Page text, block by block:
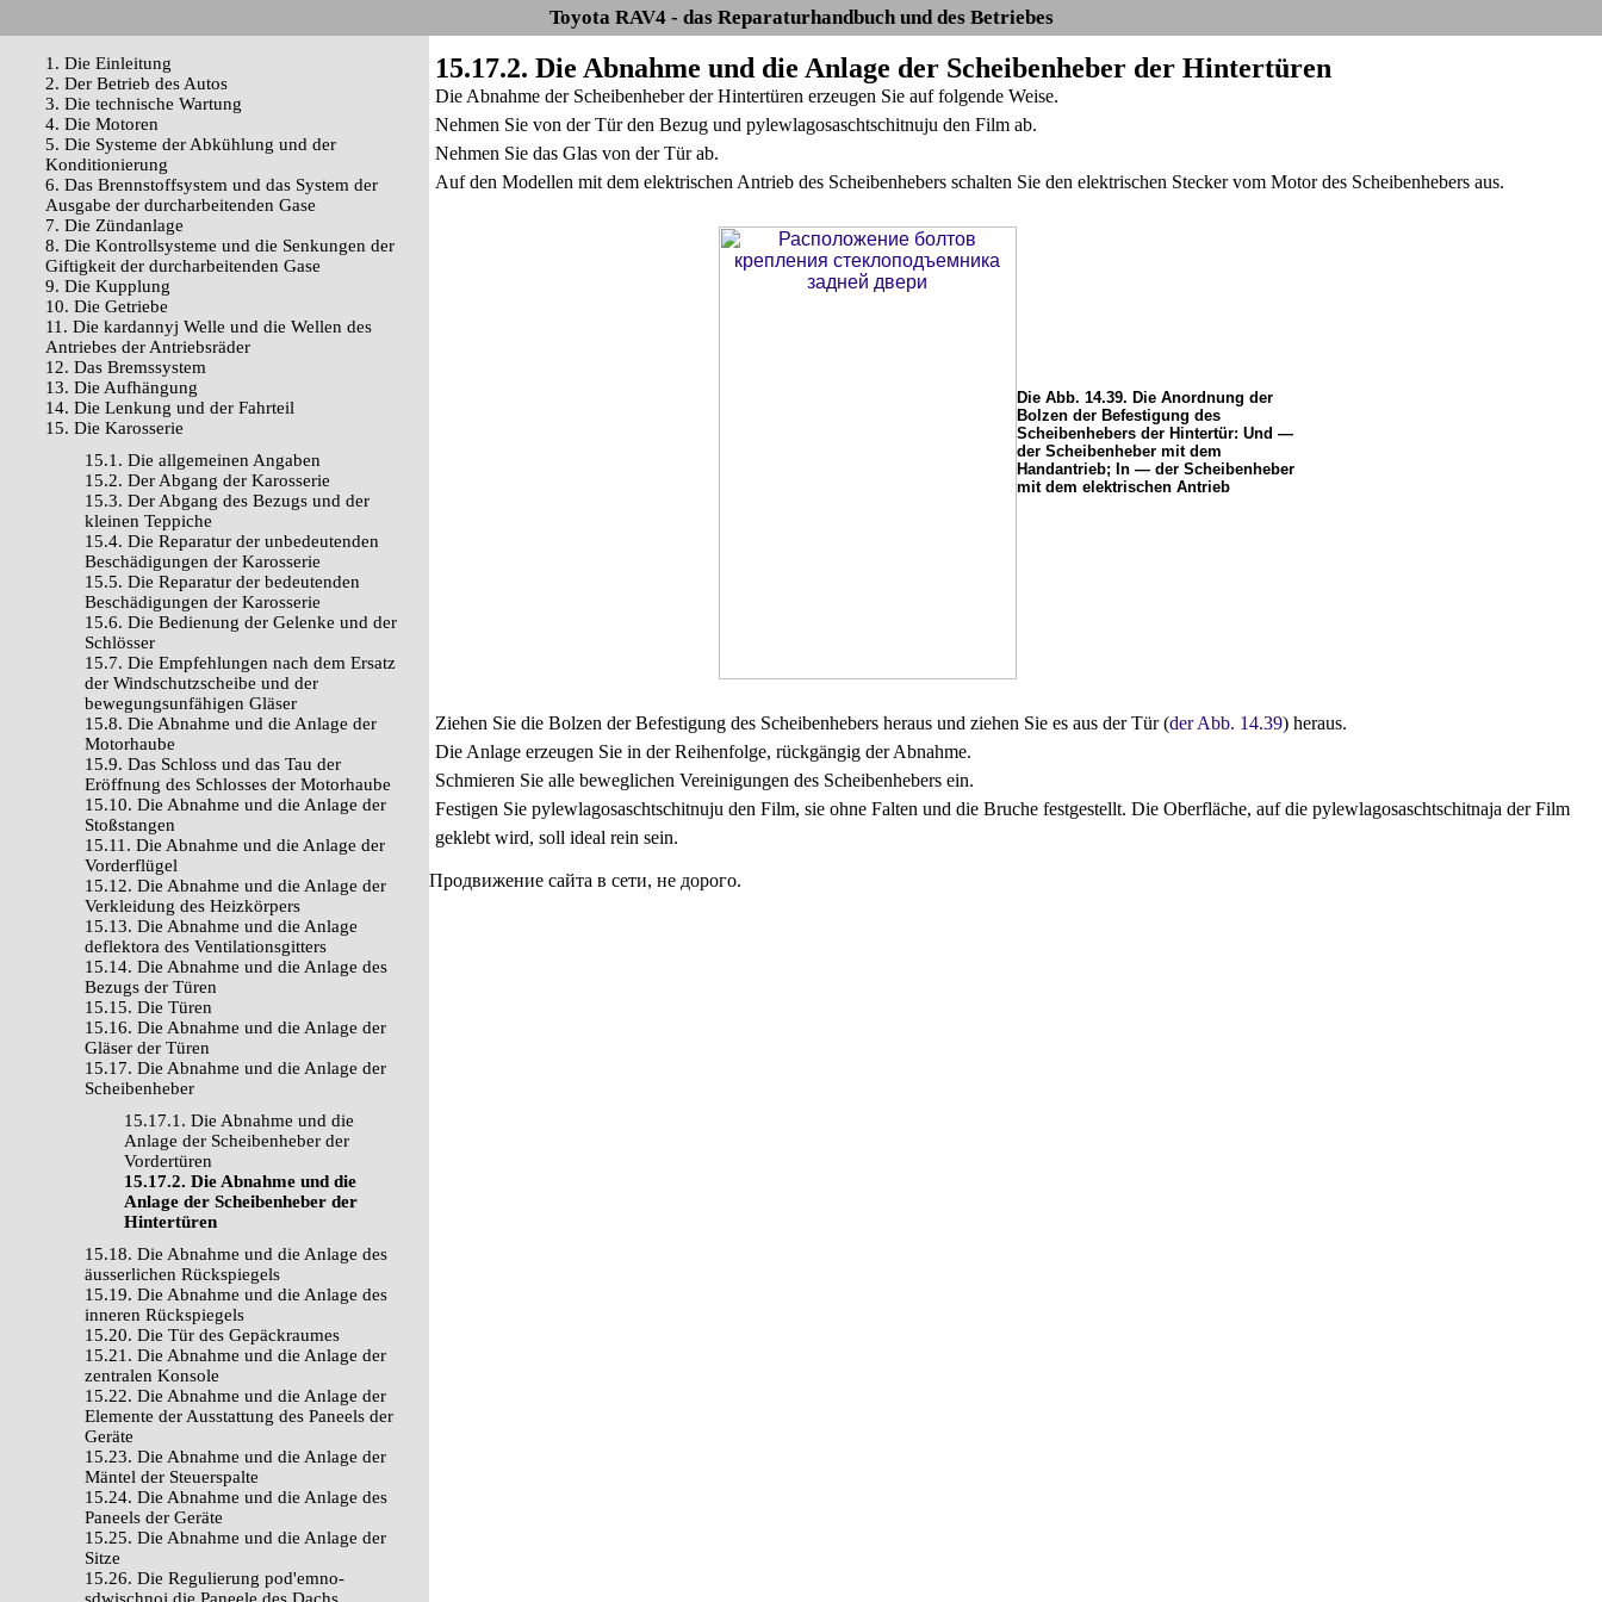
Toyota RAV4 - das Reparaturhandbuch und des Betriebes
1. Die Einleitung
2. Der Betrieb des Autos
3. Die technische Wartung
4. Die Motoren
5. Die Systeme der Abkühlung und der
Konditionierung
6. Das Brennstoffsystem und das System der
Ausgabe der durcharbeitenden Gase
7. Die Zündanlage
8. Die Kontrollsysteme und die Senkungen der
Giftigkeit der durcharbeitenden Gase
9. Die Kupplung
10. Die Getriebe
11. Die kardannyj Welle und die Wellen des
Antriebes der Antriebsräder
12. Das Bremssystem
13. Die Aufhängung
14. Die Lenkung und der Fahrteil
15. Die Karosserie
15.1. Die allgemeinen Angaben
15.2. Der Abgang der Karosserie
15.3. Der Abgang des Bezugs und der
kleinen Teppiche
15.4. Die Reparatur der unbedeutenden
Beschädigungen der Karosserie
15.5. Die Reparatur der bedeutenden
Beschädigungen der Karosserie
15.6. Die Bedienung der Gelenke und der
Schlösser
15.7. Die Empfehlungen nach dem Ersatz
der Windschutzscheibe und der
bewegungsunfähigen Gläser
15.8. Die Abnahme und die Anlage der
Motorhaube
15.9. Das Schloss und das Tau der
Eröffnung des Schlosses der Motorhaube
15.10. Die Abnahme und die Anlage der
Stoßstangen
15.11. Die Abnahme und die Anlage der
Vorderflügel
15.12. Die Abnahme und die Anlage der
Verkleidung des Heizkörpers
15.13. Die Abnahme und die Anlage
deflektora des Ventilationsgitters
15.14. Die Abnahme und die Anlage des
Bezugs der Türen
15.15. Die Türen
15.16. Die Abnahme und die Anlage der
Gläser der Türen
15.17. Die Abnahme und die Anlage der
Scheibenheber
15.17.1. Die Abnahme und die
Anlage der Scheibenheber der
Vordertüren
15.17.2. Die Abnahme und die
Anlage der Scheibenheber der
Hintertüren
15.18. Die Abnahme und die Anlage des
äusserlichen Rückspiegels
15.19. Die Abnahme und die Anlage des
inneren Rückspiegels
15.20. Die Tür des Gepäckraumes
15.21. Die Abnahme und die Anlage der
zentralen Konsole
15.22. Die Abnahme und die Anlage der
Elemente der Ausstattung des Paneels der
Geräte
15.23. Die Abnahme und die Anlage der
Mäntel der Steuerspalte
15.24. Die Abnahme und die Anlage des
Paneels der Geräte
15.25. Die Abnahme und die Anlage der
Sitze
15.26. Die Regulierung pod'emno-
15.17.2. Die Abnahme und die Anlage der Scheibenheber der Hintertüren
Die Abnahme der Scheibenheber der Hintertüren erzeugen Sie auf folgende Weise.
Nehmen Sie von der Tür den Bezug und pylewlagosaschtschitnuju den Film ab.
Nehmen Sie das Glas von der Tür ab.
Auf den Modellen mit dem elektrischen Antrieb des Scheibenhebers schalten Sie den elektrischen Stecker vom Motor des Scheibenhebers aus.
Die Abb. 14.39. Die Anordnung der
Bolzen der Befestigung des
Scheibenhebers der Hintertür: Und —
der Scheibenheber mit dem
Handantrieb; In — der Scheibenheber
mit dem elektrischen Antrieb
Ziehen Sie die Bolzen der Befestigung des Scheibenhebers heraus und ziehen Sie es aus der Tür (der Abb. 14.39) heraus.
Die Anlage erzeugen Sie in der Reihenfolge, rückgängig der Abnahme.
Schmieren Sie alle beweglichen Vereinigungen des Scheibenhebers ein.
Festigen Sie pylewlagosaschtschitnuju den Film, sie ohne Falten und die Bruche festgestellt. Die Oberfläche, auf die pylewlagosaschtschitnaja der Film
geklebt wird, soll ideal rein sein.
Продвижение сайта в сети, не дорого.